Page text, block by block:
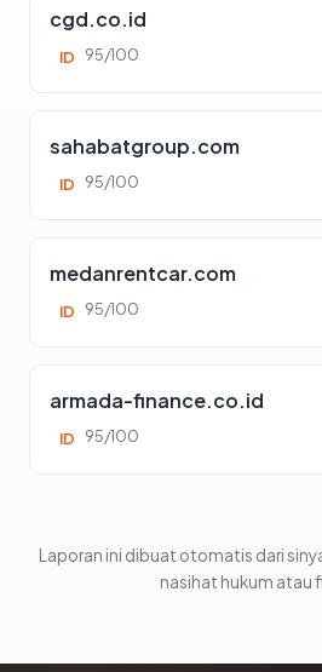
cgd.co.id
ID 95/100
sahabatgroup.com
ID 95/100
medanrentcar.com
ID 95/100
armada-finance.co.id
ID 95/100
Laporan ini dibuat otomatis dari
nasihat hukum atau